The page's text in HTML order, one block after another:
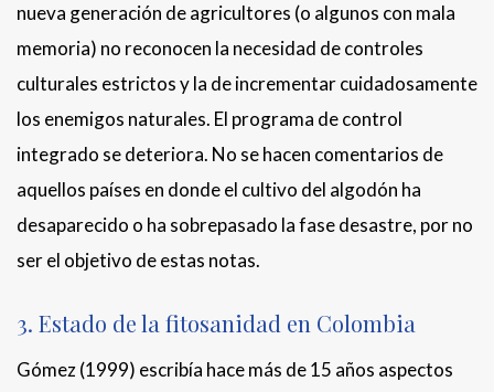
nueva generación de agricultores (o algunos con mala
memoria) no reconocen la necesidad de controles
culturales estrictos y la de incrementar cuidadosamente
los enemigos naturales. El programa de control
integrado se deteriora. No se hacen comentarios de
aquellos países en donde el cultivo del algodón ha
desaparecido o ha sobrepasado la fase desastre, por no
ser el objetivo de estas notas.
3. Estado de la fitosanidad en Colombia
Gómez (1999) escribía hace más de 15 años aspectos